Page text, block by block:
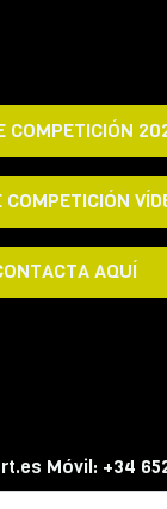
COMPETICIÓN
COMPETICIÓN
AQUÍ
Móvil: +34